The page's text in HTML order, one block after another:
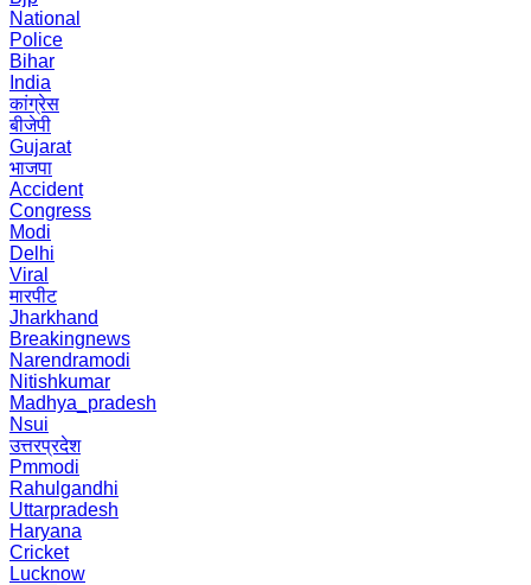
National
Police
Bihar
India
कांग्रेस
बीजेपी
Gujarat
भाजपा
Accident
Congress
Modi
Delhi
Viral
मारपीट
Jharkhand
Breakingnews
Narendramodi
Nitishkumar
Madhya_pradesh
Nsui
उत्तरप्रदेश
Pmmodi
Rahulgandhi
Uttarpradesh
Haryana
Cricket
Lucknow